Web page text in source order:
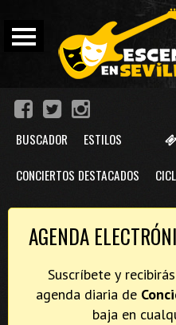
BUSCADOR ESTILOS
CONCIERTOS DESTACADOS
AGENDA
Suscríbete y
agenda diaria de
baja en